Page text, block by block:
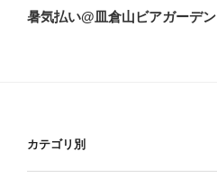
ゲ
の
暑気払い@皿倉山ビアガーデン
カテゴリ別